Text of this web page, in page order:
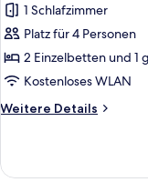
adultos)
de
1
dormitorio
Vista
Piscina
(2
+
1 Schlafzimmer
Platz für 4 Personen
2 Einzelbetten und 1
Kostenloses WLAN
Weitere Details
Weitere
de